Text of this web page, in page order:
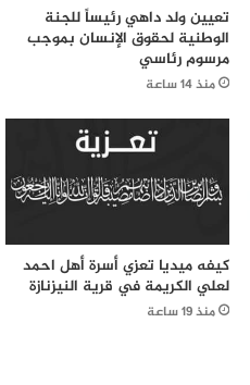
تعيين ولد داهي رئيساً للجنة
الوطنية لحقوق الإنسان بموجب
مرسوم رئاسي
منذ 14 ساعة
كيفه ميديا تعزي أسرة أهل احمد
لعلي الكريمة في قرية النيزنازة
منذ 19 ساعة